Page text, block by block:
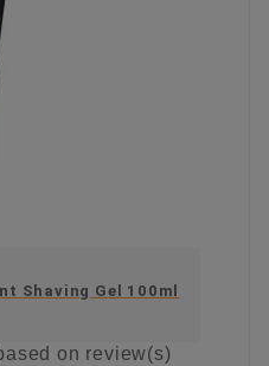
Shaving Gel 100ml
on review(s)